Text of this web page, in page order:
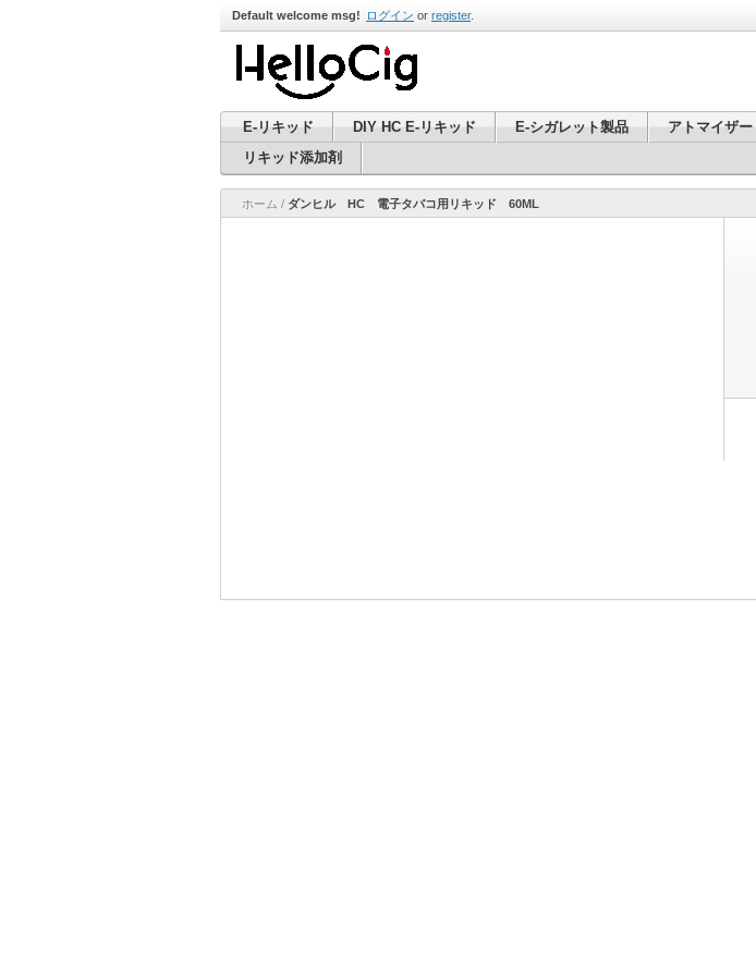
Default welcome msg! ログイン or register.
E-リキッド DIY HC E-リキッド E-シガレット製品 アトマイザー
リキッド添加剤
ホーム / ダンヒル HC 電子タバコ用リキッド 60ML